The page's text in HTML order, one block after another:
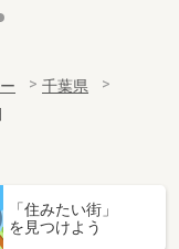
千葉県
「住みたい街」
を見つけよう